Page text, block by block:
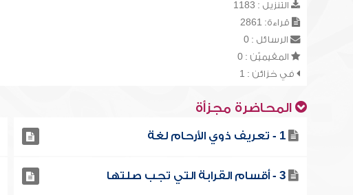
التنزيل : 1183
قراءة: 2861
الرسائل : 0
المقيميّن : 0
في خزائن : 1
المحاضرة مجزأة
1 - تعريف ذوي الأرحام لغة
3 - أقسام القرابة التي تجب صلتها